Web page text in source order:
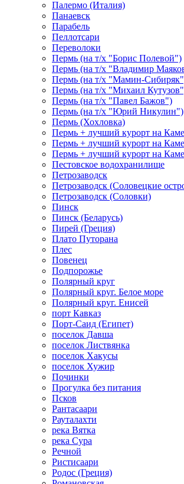
Палермо (Италия)
Панаевск
Парабель
Пеллотсари
Переволоки
Пермь (на т/х "Борис Полевой")
Пермь (на т/х "Владимир
Пермь (на т/х "Мамин-
Пермь (на т/х "Михаил
Пермь (на т/х "Павел Бажов")
Пермь (на т/х "Юрий Никулин")
Пермь (Хохловка)
Пермь + лучший курорт на
Пермь + лучший курорт на
Пермь + лучший курорт на
Пестовское водохранилище
Петрозаводск
Петрозаводск (Соловецкие
Петрозаводск (Соловки)
Пинск
Пинск (Беларусь)
Пирей (Греция)
Плато Путорана
Плес
Повенец
Подпорожье
Полярный круг
Полярный круг. Белое море
Полярный круг. Енисей
порт Кавказ
Порт-Саид (Египет)
поселок Давша
поселок Листвянка
поселок Хакусы
поселок Хужир
Починки
Прогулка без питания
Псков
Рантасаари
Рауталахти
река Вятка
река Сура
Речной
Ристисаари
Родос (Греция)